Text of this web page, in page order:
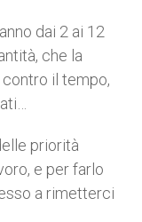
dai 2 ai 12
che la
il tempo,
priorità
e per farlo
a rimetterci